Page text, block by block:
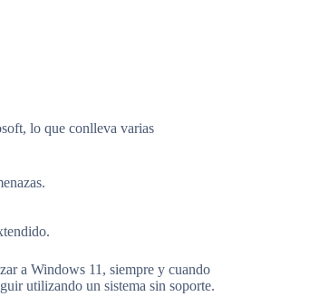
lo que conlleva varias
a Windows 11, siempre y cuando
utilizando un sistema sin soporte.